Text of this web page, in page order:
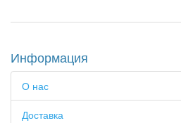
Информация
О нас
Доставка